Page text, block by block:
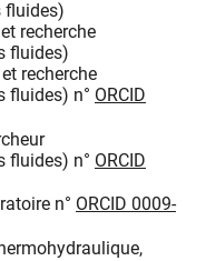
fluides)
recherche
fluides)
recherche
fluides) n° ORCID
fluides) n° ORCID
n° ORCID 0009-